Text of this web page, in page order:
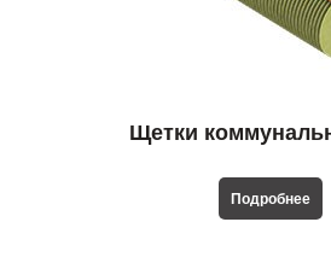
Щетки
Подробнее